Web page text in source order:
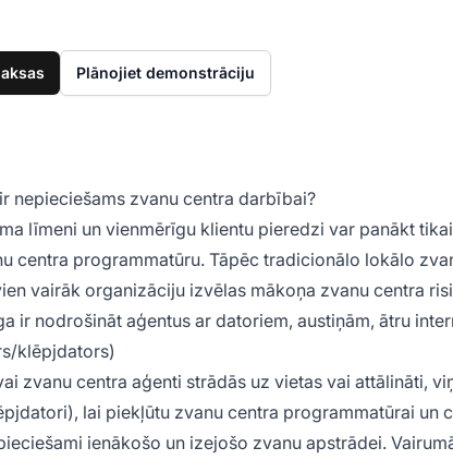
Plānojiet demonstrāciju
nepieciešams zvanu centra darbībai?
līmeni un vienmērīgu klientu pieredzi var panākt
centra programmatūru. Tāpēc tradicionālo lokālo
vairāk organizāciju izvēlas mākoņa zvanu centra
ir nodrošināt aģentus ar datoriem, austiņām, ātru
klēpjdators)
zvanu centra aģenti strādās uz vietas vai attālināti,
lai piekļūtu zvanu centra programmatūrai un
ienākošo un izejošo zvanu apstrādei.